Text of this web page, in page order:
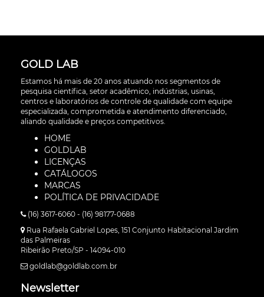
GOLD LAB
Estamos há mais de 20 anos atuando nos segmentos de
pesquisa científica, setor acadêmico, indústrias, usinas,
centros e laboratórios de controle de qualidade com equipe
especializada, comprometida e atendimento diferenciado,
aliando qualidade e preços competitivos.
HOME
GOLDLAB
LICENÇAS
CATÁLOGOS
MARCAS
POLÍTICA DE PRIVACIDADE
(16) 3617-6060 - (16) 98177-0688
Rua Rafaela Gabriel Lopes, 151 Conjunto Habitacional Jardim
das Palmeiras
Ribeirão Preto/SP - 14094-010
goldlab@goldlab.com.br
Newsletter